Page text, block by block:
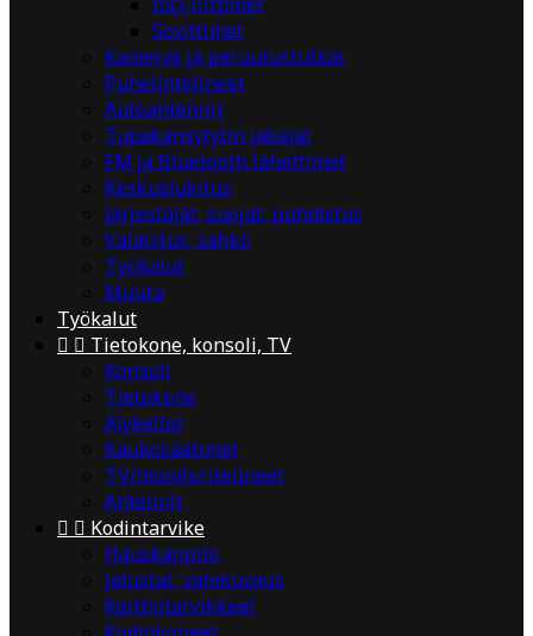
Sovittimet
Kamerat ja peruutustutkat
Puhelintelineet
Autoantennit
Tupakansytytin jakajat
FM ja Bluetooth lähettimet
Keskuslukitus
Järjestäjät, suojat, puhdistus
Valaistus, sähkö
Työkalut
Muuta
Työkalut
  Tietokone, konsoli, TV
Konsoli
Tietokone
Älykellot
Kaukosäätimet
TV/monitoritelineet
Antennit
  Kodintarvike
Hauskanpito
Jalustat, valokuvaus
Keittiötarvikkeet